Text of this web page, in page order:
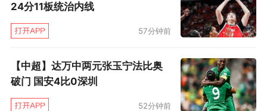
24分11板统治内线
57分钟前
【中超】达万中两元张玉宁法比奥
破门 国安4比0深圳
52分钟前